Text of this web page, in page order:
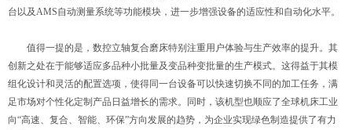
台以及AMS自动测量系统等功能模块，进一步增强设备的适应性和自动化水平。
值得一提的是，数控立轴复合磨床特别注重用户体验与生产效率的提升。其
创新之处在于能够适应多品种小批量及变品种变批量的生产模式。这得益于其模
组化设计和灵活的配置选项，使得同一台设备可以快速切换不同的加工任务，满
足市场对个性化定制产品日益增长的需求。同时，该机型也顺应了全球机床工业
向“高速、复合、智能、环保”方向发展的趋势，为企业实现绿色制造提供了有力